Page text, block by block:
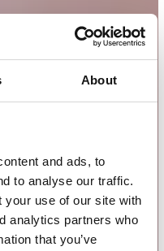
About
and ads, to
to analyse our traffic.
your use of our site with
analytics partners who
that you’ve